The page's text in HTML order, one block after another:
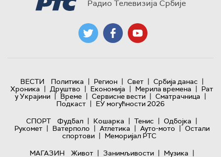
Радио Телевизија Србије
ВЕСТИ Политика | Регион | Свет | Србија данас |
Хроника | Друштво | Економија | Мерила времена | Рат
у Украјини | Време | Сервисне вести | Сматрачница |
Подкаст | ЕУ могућности 2026
СПОРТ
Фудбал | Кошарка | Тенис | Одбојка |
Рукомет | Ватерполо | Атлетика | Ауто-мото | Остали
спортови | Меморијал РТС
МАГАЗИН
Живот | Занимљивости | Музика |